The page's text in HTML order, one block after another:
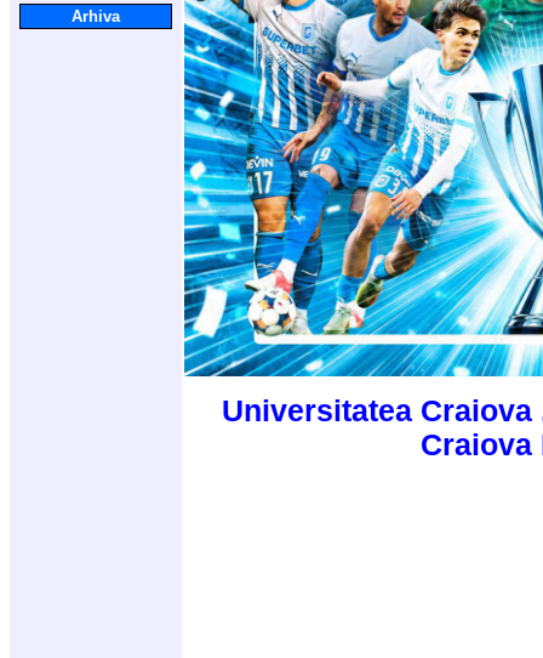
Arhiva
Universitatea
Craiova